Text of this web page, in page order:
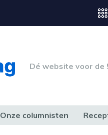
Dé website voor de
Onze columnisten